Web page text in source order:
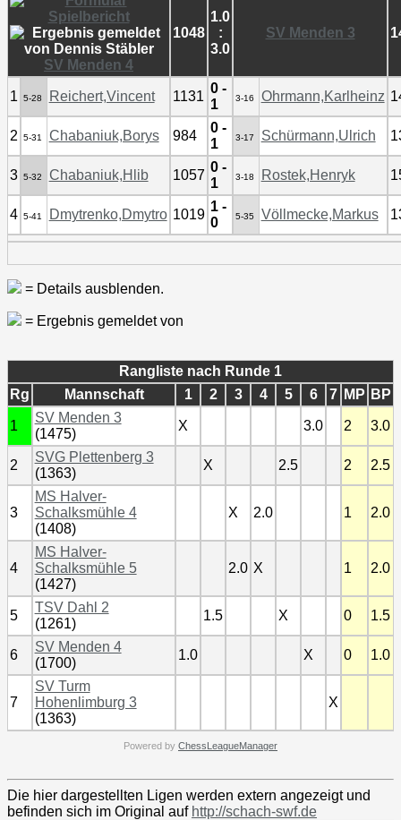
SV Menden 4
1048
1.0
:
3.0
SV Menden 3
1 5-28 Reichert,Vincent 1131
0 -
1
3-16 Ohrmann,Karlheinz
2 5-31 Chabaniuk,Borys 984
0 -
1
3-17 Schürmann,Ulrich
3 5-32 Chabaniuk,Hlib 1057
0 -
1
3-18 Rostek,Henryk
4 5-41 Dmytrenko,Dmytro 1019
1 -
0
5-35 Völlmecke,Markus
= Details ausblenden.
= Ergebnis gemeldet von
Rangliste nach Runde 1
Rg
Mannschaft 1 2 3 4 5 6 7 MP BP
1
SV Menden 3
(1475)
X 3.0 2 3.0
2
SVG Plettenberg 3
(1363)
X 2.5 2 2.5
3
MS Halver-
Schalksmühle 4
(1408)
X 2.0 1 2.0
4
MS Halver-
Schalksmühle 5
(1427)
2.0 X 1 2.0
5
TSV Dahl 2
(1261)
1.5 X 0 1.5
6
SV Menden 4
(1700)
1.0 X 0 1.0
7
SV Turm
Hohenlimburg 3
(1363)
X
Powered by ChessLeagueManager
Die hier dargestellten Ligen werden extern angezeigt und
befinden sich im Original auf http://schach-swf.de